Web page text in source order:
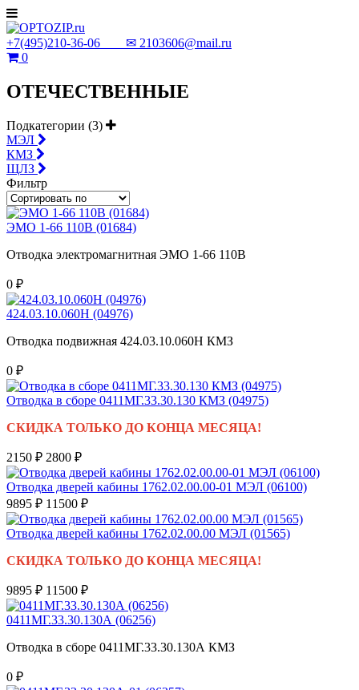
+7(495)210-36-06 ✉ 2103606@mail.ru
0
ОТЕЧЕСТВЕННЫЕ
Подкатегории (3)
МЭЛ
КМЗ
ЩЛЗ
Фильтр
ЭМО 1-66 110В (01684)
Отводка электромагнитная ЭМО 1-66 110В
0 ₽
424.03.10.060Н (04976)
Отводка подвижная 424.03.10.060Н КМЗ
0 ₽
Отводка в сборе 0411МГ.33.30.130 КМЗ (04975)
СКИДКА ТОЛЬКО ДО КОНЦА МЕСЯЦА!
2150 ₽ 2800 ₽
Отводка дверей кабины 1762.02.00.00-01 МЭЛ (06100)
9895 ₽ 11500 ₽
Отводка дверей кабины 1762.02.00.00 МЭЛ (01565)
СКИДКА ТОЛЬКО ДО КОНЦА МЕСЯЦА!
9895 ₽ 11500 ₽
0411МГ.33.30.130А (06256)
Отводка в сборе 0411МГ.33.30.130А КМЗ
0 ₽